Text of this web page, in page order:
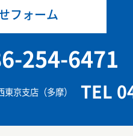
フォーム
254-6471
東京支店（多摩） TEL